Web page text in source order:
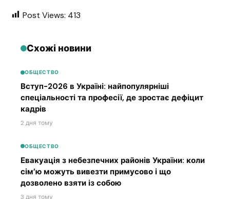
Post Views: 413
Схожі новини
ОБЩЕСТВО
Вступ-2026 в Україні: найпопулярніші
спеціальності та професії, де зростає дефіцит
кадрів
2 дня тому
ОБЩЕСТВО
Евакуація з небезпечних районів України: коли
сім’ю можуть вивезти примусово і що
дозволено взяти із собою
3 дня тому